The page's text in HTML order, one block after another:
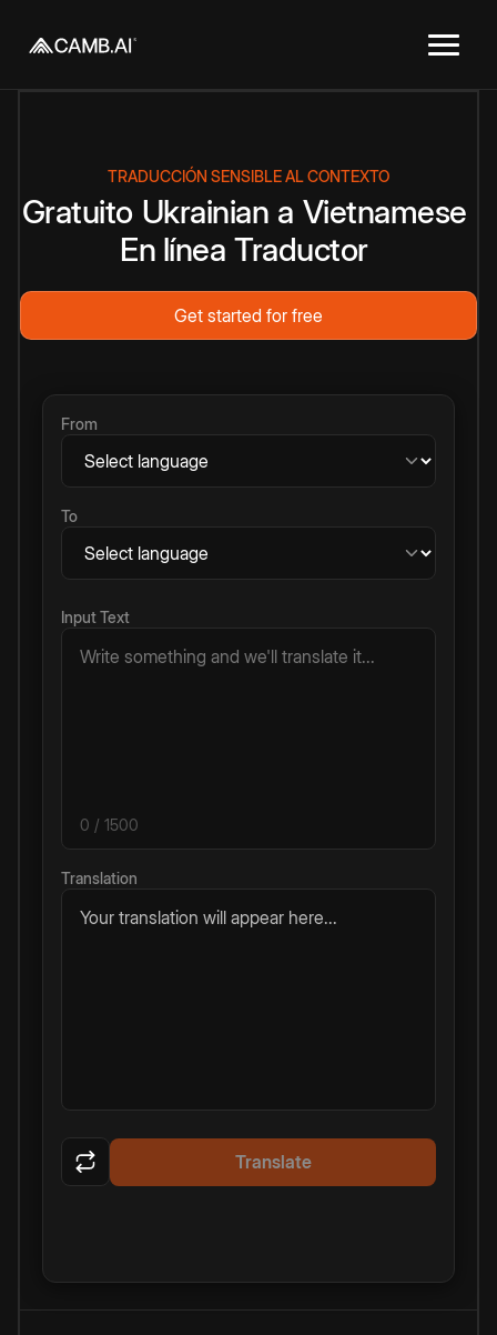
TRADUCCIÓN SENSIBLE AL CONTEXTO
Gratuito Ukrainian a Vietnamese
En línea Traductor
Get started for free
From
To
Input Text
0 / 1500
Translation
Your translation will appear here...
Translate